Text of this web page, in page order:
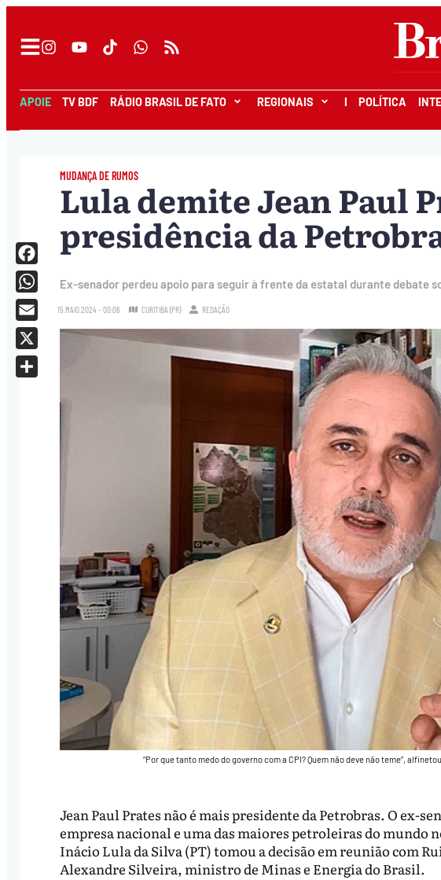
APOIE TV BDF RÁDIO BRASIL DE FATO REGIONAIS I POLÍTICA
MUDANÇA DE RUMOS
Lula demite Jean Paul
presidência da
Ex-senador perdeu apoio para seguir à frente da estatal durante debate
15.MAIO.2024 - 00:06 CURITIBA (PR) REDAÇÃO
“Por que tanto medo do governo com a CPI? Quem não deve não teme”,
Jean Paul Prates não é mais presidente da Petrobras. O ex-
empresa nacional e uma das maiores petroleiras do mundo
Inácio Lula da Silva (PT) tomou a decisão em reunião com
Alexandre Silveira, ministro de Minas e Energia do Brasil.
Facebook
WhatsApp
Email
X